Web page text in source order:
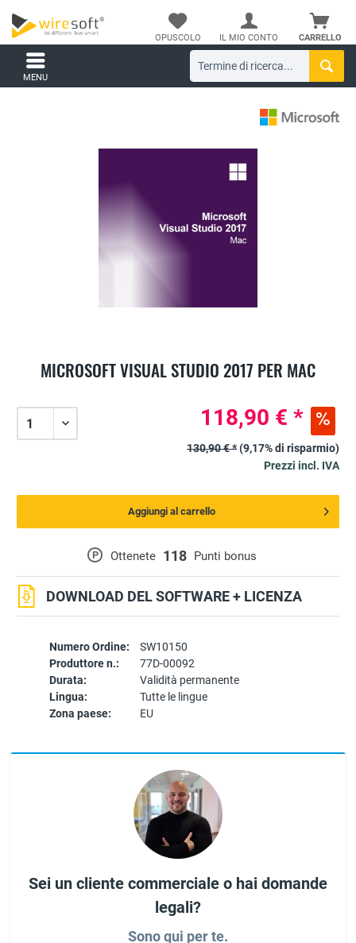
CARRELLO
OPUSCOLO IL MIO CONTO
MENU
MICROSOFT VISUAL STUDIO 2017 PER MAC
Numero Ordine:
SW10150
Produttore n.:
77D-00092
Durata:
Validità permanente
Lingua:
Tutte le lingue
Zona paese:
EU
P Ottenete 118 Punti bonus
DOWNLOAD DEL SOFTWARE + LICENZA
118,90 € *
130,90 € *(9,17% di risparmio)
Prezzi incl. IVA
Aggiungi al carrello
Sei un cliente commerciale o hai domande
legali?
Sono qui per te.